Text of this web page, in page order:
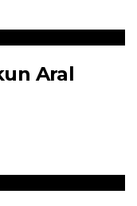
Aral